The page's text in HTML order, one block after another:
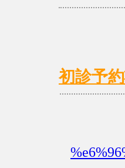
初診予